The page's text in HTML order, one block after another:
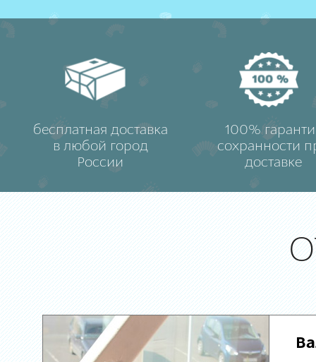
бесплатная доставка
в любой город
России
100%
сохранности
доставке